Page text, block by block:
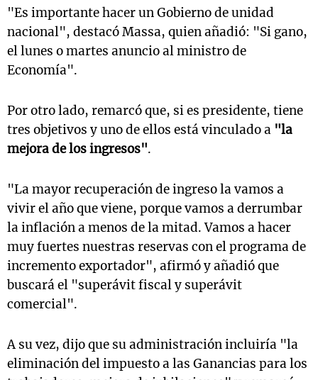
"Es importante hacer un Gobierno de unidad
nacional", destacó Massa, quien añadió: "Si gano,
el lunes o martes anuncio al ministro de
Economía".
Por otro lado, remarcó que, si es presidente, tiene
tres objetivos y uno de ellos está vinculado a "la
mejora de los ingresos".
"La mayor recuperación de ingreso la vamos a
vivir el año que viene, porque vamos a derrumbar
la inflación a menos de la mitad. Vamos a hacer
muy fuertes nuestras reservas con el programa de
incremento exportador", afirmó y añadió que
buscará el "superávit fiscal y superávit
comercial".
A su vez, dijo que su administración incluiría "la
eliminación del impuesto a las Ganancias para los